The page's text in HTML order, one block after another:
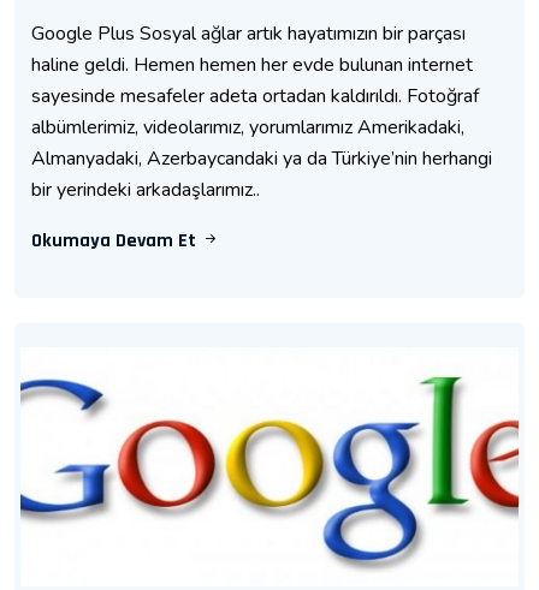
Google Plus Sosyal ağlar artık hayatımızın bir parçası
haline geldi. Hemen hemen her evde bulunan internet
sayesinde mesafeler adeta ortadan kaldırıldı. Fotoğraf
albümlerimiz, videolarımız, yorumlarımız Amerikadaki,
Almanyadaki, Azerbaycandaki ya da Türkiye’nin herhangi
bir yerindeki arkadaşlarımız..
Okumaya Devam Et